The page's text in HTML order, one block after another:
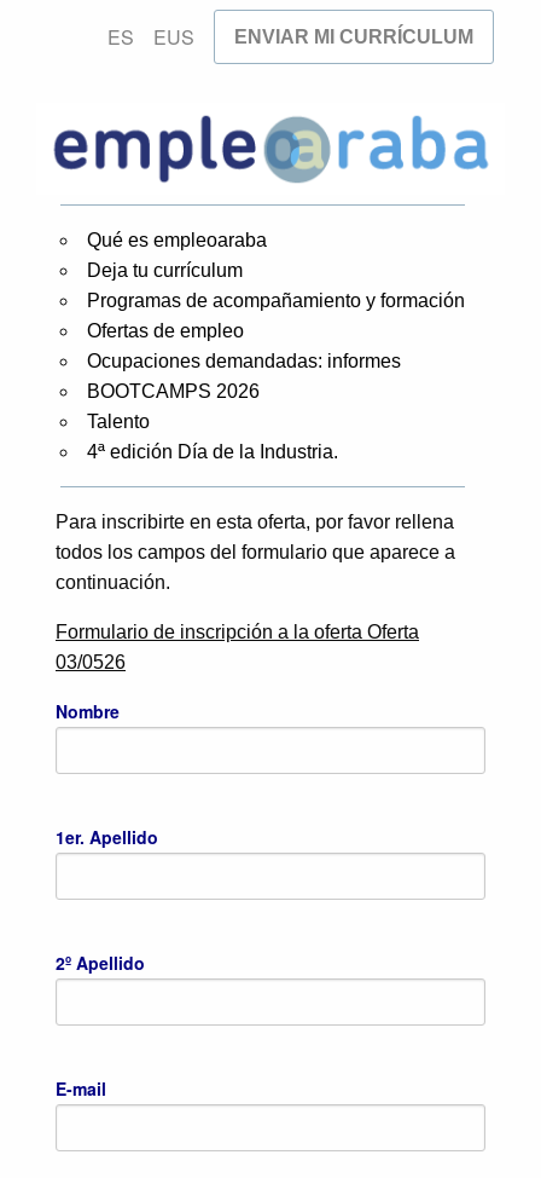
ES EUS ENVIAR MI CURRÍCULUM
Qué es empleoaraba
Deja tu currículum
Programas de acompañamiento y formación
Ofertas de empleo
Ocupaciones demandadas: informes
BOOTCAMPS 2026
Talento
4ª edición Día de la Industria.
Para inscribirte en esta oferta, por favor rellena
todos los campos del formulario que aparece a
continuación.
Formulario de inscripción a la oferta Oferta
03/0526
Nombre
1er. Apellido
2º Apellido
E-mail